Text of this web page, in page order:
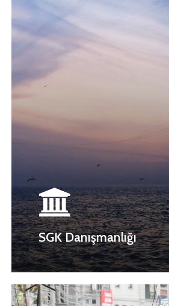
SGK Danışmanlığı